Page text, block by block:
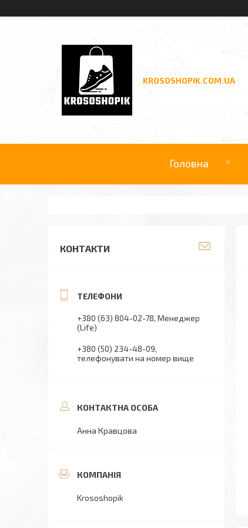
KROSOSHOPIK.COM.UA
Головна
КОНТАКТИ
+380 (63) 804-02-78 Менеджер
(Life)
+380 (50) 234-48-09
телефонувати на номер вище
Анна Кравцова
Krososhopik